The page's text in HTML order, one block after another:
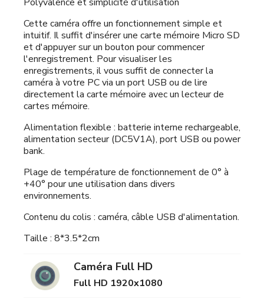
Cette caméra offre un fonctionnement simple et
intuitif. Il suffit d'insérer une carte mémoire Micro SD
et d'appuyer sur un bouton pour commencer
l'enregistrement. Pour visualiser les
enregistrements, il vous suffit de connecter la
caméra à votre PC via un port USB ou de lire
directement la carte mémoire avec un lecteur de
cartes mémoire.
Alimentation flexible : batterie interne rechargeable,
alimentation secteur (DC5V1A), port USB ou power
bank.
Plage de température de fonctionnement de 0° à
+40° pour une utilisation dans divers
environnements.
Contenu du colis : caméra, câble USB d'alimentation.
Taille : 8*3.5*2cm
Caméra Full HD
Full HD 1920x1080